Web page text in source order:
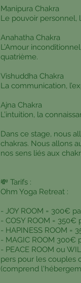
Manipura Chakra
Le pouvoir personnel,
Anahatha Chakra
L’Amour
quatrième.
Vishuddha Chakra
La communication,
Ajna Chakra
L’intuition, la
Dans ce stage, nous
chakras. Nous allons
nos sens liés aux
💸 Tarifs :
Ohm Yoga Retreat :
- JOY ROOM = 300€
- COSY ROOM =
- HAPINESS ROOM =
- MAGIC ROOM 300€
- PEACE ROOM ou
pers pour les couples
(comprend